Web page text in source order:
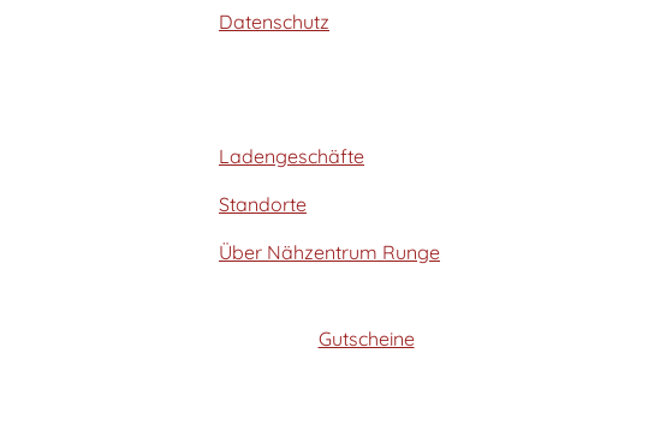
Datenschutz
Ladengeschäfte
Standorte
Über Nähzentrum Runge
Gutscheine